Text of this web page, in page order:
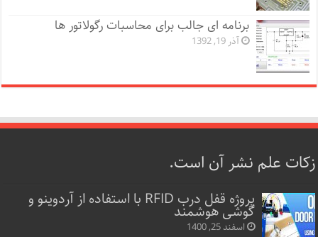
برنامه ای جالب برای محاسبات رگولاتور ها
آذر 19, 1392
زکات علم نشر آن است.
پروژه قفل‌ درب RFID با استفاده از آردوینو و
گوشی هوشمند
اسفند 25, 1400